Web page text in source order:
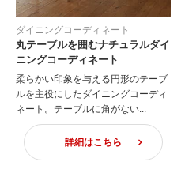
ダイニングコーディネート
丸テーブルを囲むナチュラルダイ
ニングコーディネート
柔らかい印象を与える円形のテーブ
ルを主役にしたダイニングコーディ
ネート。テーブルに角がない...
詳細はこちら